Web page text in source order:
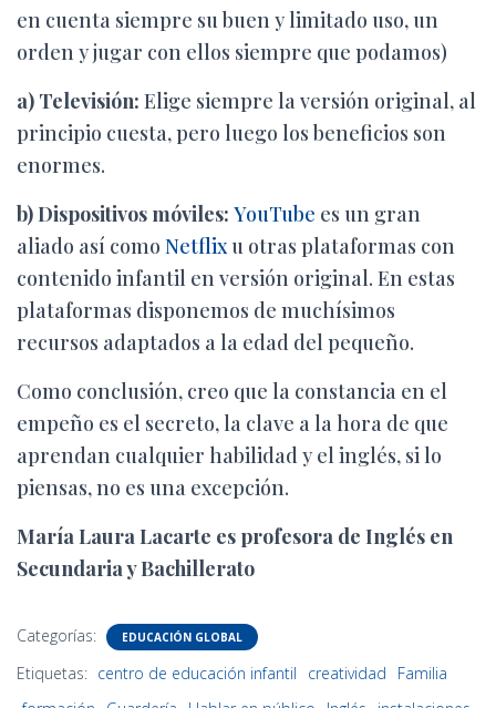
en cuenta siempre su buen y limitado uso, un
orden y jugar con ellos siempre que podamos)
a) Televisión: Elige siempre la versión original, al
principio cuesta, pero luego los beneficios son
enormes.
b) Dispositivos móviles: YouTube es un gran
aliado así como Netflix u otras plataformas con
contenido infantil en versión original. En estas
plataformas disponemos de muchísimos
recursos adaptados a la edad del pequeño.
Como conclusión, creo que la constancia en el
empeño es el secreto, la clave a la hora de que
aprendan cualquier habilidad y el inglés, si lo
piensas, no es una excepción.
María Laura Lacarte es profesora de Inglés en
Secundaria y Bachillerato
Categorías: EDUCACIÓN GLOBAL
Etiquetas: centro de educación infantil creatividad
Familia